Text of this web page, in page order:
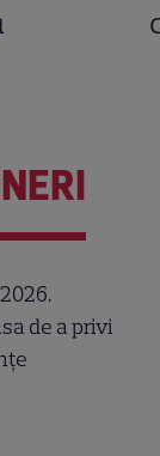
de a privi